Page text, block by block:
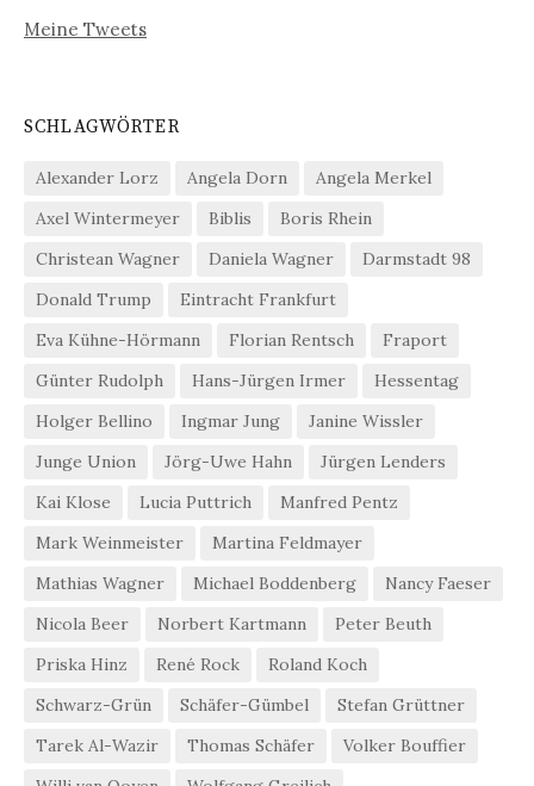
Meine Tweets
SCHLAGWÖRTER
Alexander Lorz Angela Dorn
Angela Merkel
Axel Wintermeyer
Biblis
Boris Rhein
Christean Wagner
Daniela Wagner
Darmstadt 98
Donald Trump
Eintracht Frankfurt
Eva Kühne-Hörmann
Florian Rentsch
Fraport
Günter Rudolph
Hans-Jürgen Irmer
Hessentag
Holger Bellino
Ingmar Jung
Janine Wissler
Junge Union
Jörg-Uwe Hahn
Jürgen Lenders
Kai Klose
Lucia Puttrich
Manfred Pentz
Mark Weinmeister
Martina Feldmayer
Mathias Wagner
Michael Boddenberg
Nancy Faeser
Nicola Beer
Norbert Kartmann
Peter Beuth
Priska Hinz
René Rock
Roland Koch
Schwarz-Grün
Schäfer-Gümbel
Stefan Grüttner
Tarek Al-Wazir
Thomas Schäfer
Volker Bouffier